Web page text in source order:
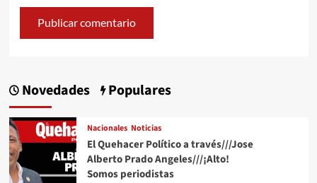
Novedades Populares
Nacionales Noticias
El Quehacer Político a través///Jose
Alberto Prado Angeles///¡Alto!
Somos periodistas